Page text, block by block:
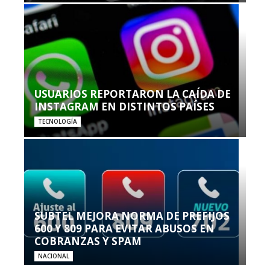
USUARIOS REPORTARON LA CAÍDA DE
INSTAGRAM EN DISTINTOS PAÍSES
TECNOLOGÍA
SUBTEL MEJORA NORMA DE PREFIJOS
600 Y 809 PARA EVITAR ABUSOS EN
COBRANZAS Y SPAM
NACIONAL